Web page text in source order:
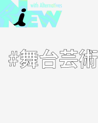
#舞台芸術